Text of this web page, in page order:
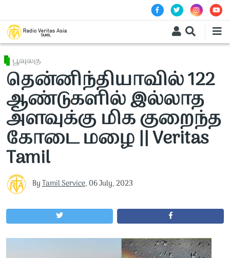
பூவுலகு
தென்னிந்தியாவில் 122
ஆண்டுகளில் இல்லாத
அளவுக்கு மிக குறைந்த
கோடை மழை || Veritas
Tamil
ByTamil Service, 06 July, 2023